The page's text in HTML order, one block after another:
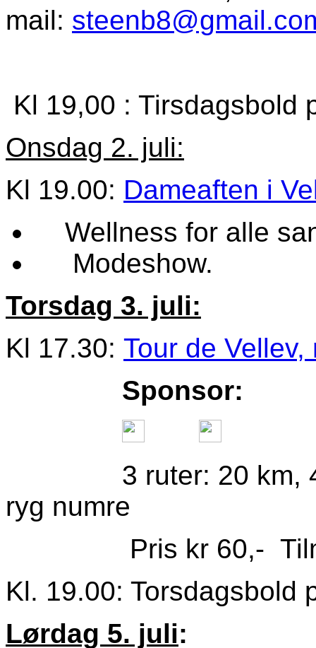
mail:
Kl 19,00 :
Onsdag 2. juli:
Kl 19.00: Dameaften i
Wellness for alle
Modeshow.
Torsdag 3. juli:
Kl 17.30: Tour de
Sponsor:
3 ruter: 20 km, 40
ryg numre
Pris kr 60,-
Kl. 19.00: Torsdagsbold
Lørdag 5. juli: